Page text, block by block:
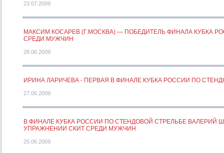
23.07.2009
МАКСИМ КОСАРЕВ (Г.МОСКВА) — ПОБЕДИТЕЛЬ ФИНАЛА КУБКА
СРЕДИ МУЖЧИН
28.06.2009
ИРИНА ЛАРИЧЕВА - ПЕРВАЯ В ФИНАЛЕ КУБКА РОССИИ ПО
27.06.2009
В ФИНАЛЕ КУБКА РОССИИ ПО СТЕНДОВОЙ СТРЕЛЬБЕ ВАЛЕРИЙ
УПРАЖНЕНИИ СКИТ СРЕДИ МУЖЧИН
25.06.2009